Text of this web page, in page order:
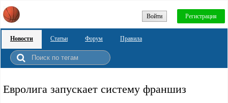
Войти Регистрация
Новости Статьи Форум Правила
Евролига запускает систему франшиз